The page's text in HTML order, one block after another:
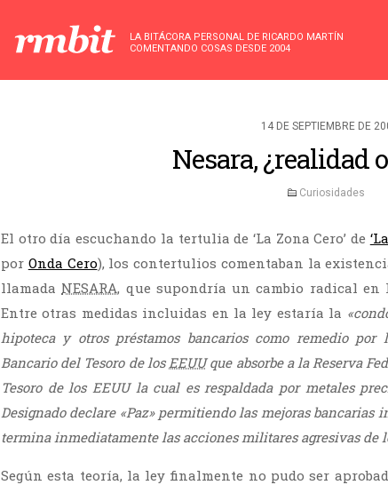
LA BITÁCORA PERSONAL DE RICARDO MARTÍN
COMENTANDO COSAS DESDE 2004
14 DE SEPTIEMBRE DE
Nesara, ¿realidad
Curiosidades
El otro día escuchando la tertulia de ‘La Zona Cero’ de
por Onda Cero), los contertulios comentaban la
llamada NESARA, que supondría un cambio radical en
Entre otras medidas incluidas en la ley estaría la
hipoteca y otros préstamos bancarios como remedio por
Bancario del Tesoro de losEEUUque absorbe a la Reserva
Tesoro de los EEUU la cual es respaldada por metales
Designado declare «Paz» permitiendo las mejoras bancarias
termina inmediatamente las acciones militares agresivas de
Según esta teoría, la ley finalmente no pudo ser